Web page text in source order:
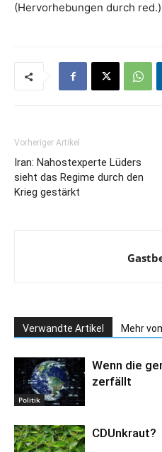
(Hervorhebungen durch red.)
Vorheriger Artikel
Iran: Nahostexperte Lüders
sieht das Regime durch den
Krieg gestärkt
Verwandte Artikel Mehr
Politik
Wenn die
zerfällt
CDUnkraut?